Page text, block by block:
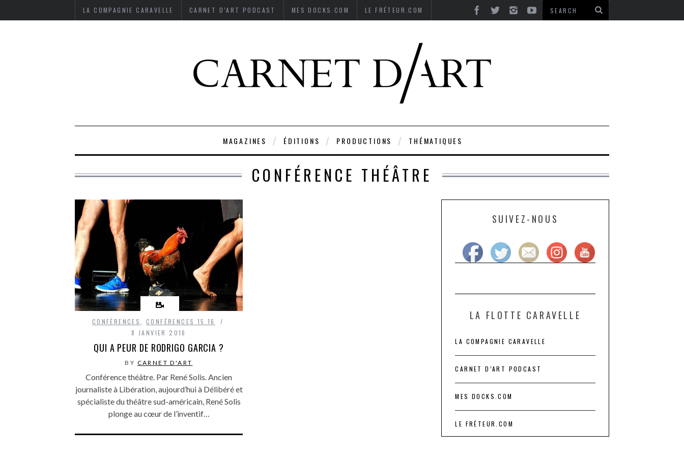
LA COMPAGNIE CARAVELLE CARNET D’ART PODCAST MES DOCKS.COM LE FRÉTEUR.COM
MAGAZINES ÉDITIONS PRODUCTIONS THÉMATIQUES
CONFÉRENCE THÉÂTRE
CONFÉRENCES
CONFÉRENCES 15.16
8 JANVIER 2016
QUI A PEUR DE RODRIGO GARCIA ?
BY CARNET D'ART
Conférence théâtre. Par René Solis. Ancien
journaliste à Libération, aujourd’hui à Délibéré et
spécialiste du théâtre sud-américain, René Solis
plonge au cœur de l’inventif…
SUIVEZ-NOUS
LA FLOTTE CARAVELLE
LA COMPAGNIE CARAVELLE
CARNET D’ART PODCAST
MES DOCKS.COM
LE FRÉTEUR.COM